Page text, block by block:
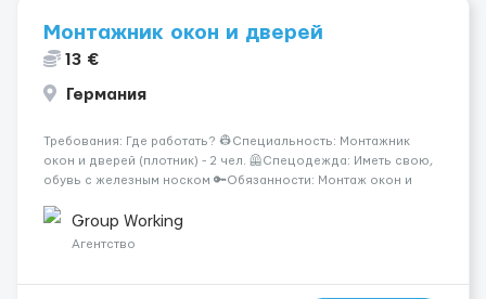
Монтажник окон и дверей
13 €
Германия
Требования: Где работать? 👷‍Специальность: Монтажник
окон и дверей (плотник) - 2 чел. 🦺Спецодежда: Иметь свою,
обувь с железным носком 🔑Обязанности: Монтаж окон и
делать стеклянный фасад из окон. 💶Оплата чистыми: ...
Group Working
Агентство